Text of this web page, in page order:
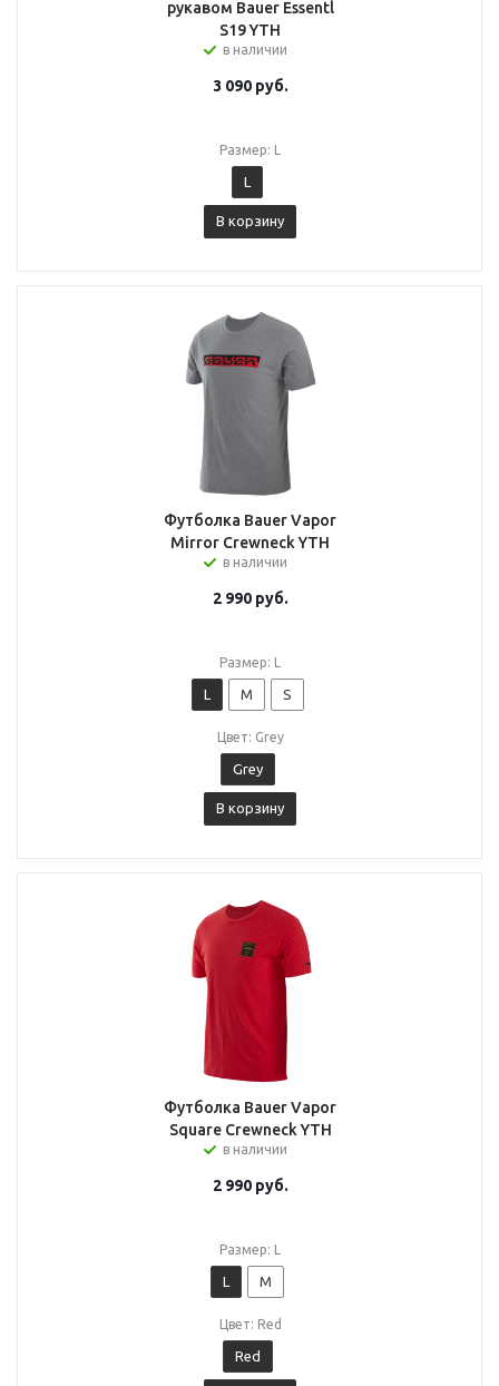
рукавом Bauer Essentl
S19 YTH
в наличии
3 090руб.
Размер: L
L
В корзину
Футболка Bauer Vapor
Mirror Crewneck YTH
в наличии
2 990руб.
Размер: L
L M S
Цвет: Grey
Grey
В корзину
Футболка Bauer Vapor
Square Crewneck YTH
в наличии
2 990руб.
Размер: L
L M
Цвет: Red
Red